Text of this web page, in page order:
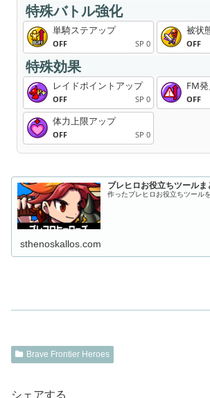
特殊バトル強化
単騎ステアップ
OFF SP 0
被状
OFF
特殊効果
レイドポイントアップ
OFF SP 0
FM
OFF
体力上限アップ
OFF SP 0
ブレヒロお役立ちツールま
作ったブレヒロお役立ちツール
sthenoskallos.com
Brave Frontier Heroes
シェアする